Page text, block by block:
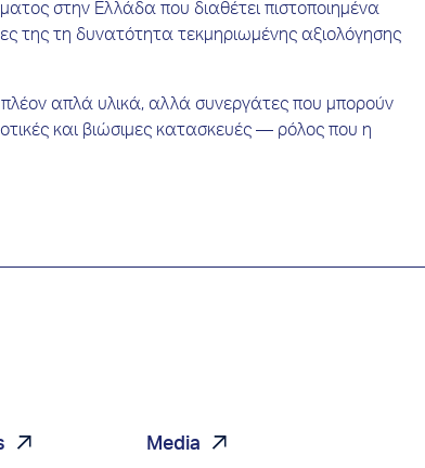
στην Ελλάδα που διαθέτει πιστοποιημένα
της τη δυνατότητα τεκμηριωμένης αξιολόγησης
απλά υλικά, αλλά συνεργάτες που μπορούν
και βιώσιμες κατασκευές — ρόλος που η
Media